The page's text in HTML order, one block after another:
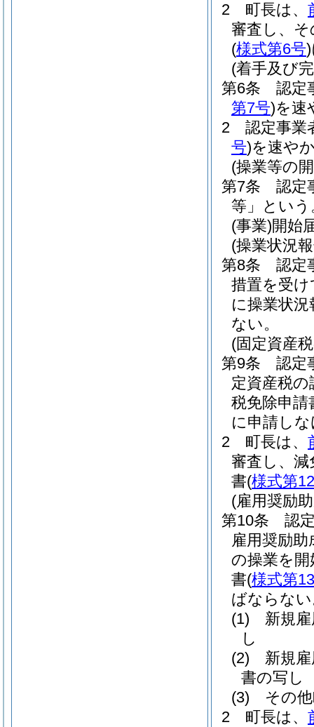
2
町長は、
審査し、
(様式第6号)
(着手及び
第6条
認定
第7号)を速
2
認定事業
号)を速や
(操業等の
第7条
認定
等」という
(事業)開始
(操業状況
第8条
認定
措置を受
に操業状況
ない。
(固定資産
第9条
認定
定資産税
税免除申請
に申請し
2
町長は、
審査し、
書(様式第
(雇用奨励
第10条
認
雇用奨励
の操業を
書(様式第
ばならな
(1)
新規
し
(2)
新規
書の写し
(3)
その
2
町長は、